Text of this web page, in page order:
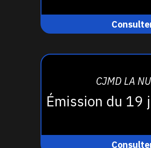
CJMD LA
Émission du 19